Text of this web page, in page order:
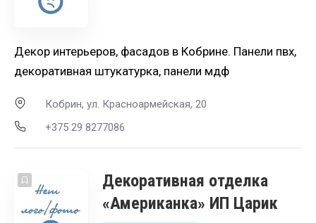
Декор интерьеров, фасадов в Кобрине. Панели пвх,
декоративная штукатурка, панели мдф
Кобрин, ул. Красноармейская, 20
+375 29 8277086
Декоративная отделка
«Американка» ИП Царик